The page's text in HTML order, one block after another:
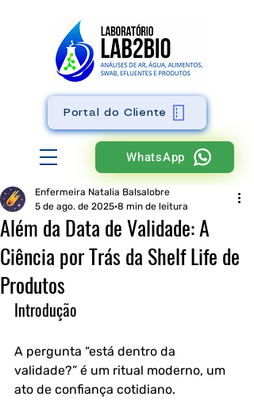
WhatsApp
Portal do Cliente
Além da Data de Validade: A
Ciência por Trás da Shelf Life de
Produtos
Enfermeira Natalia Balsalobre
5 de ago. de 2025 8 min de leitura
Introdução
A pergunta “está dentro da
validade?” é um ritual moderno, um
ato de confiança cotidiano.